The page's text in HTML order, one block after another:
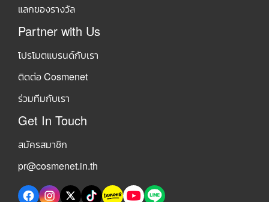
แลกของรางวัล
Partner with Us
โปรโมตแบรนด์กับเรา
ติดต่อ Cosmenet
ร่วมทีมกับเรา
Get In Touch
สมัครสมาชิก
pr@cosmenet.in.th